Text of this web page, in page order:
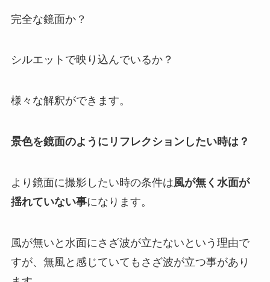
完全な鏡面か？
シルエットで映り込んでいるか？
様々な解釈ができます。
景色を鏡面のようにリフレクションしたい時は？
より鏡面に撮影したい時の条件は風が無く水面が
揺れていない事になります。
風が無いと水面にさざ波が立たないという理由で
すが、無風と感じていてもさざ波が立つ事があり